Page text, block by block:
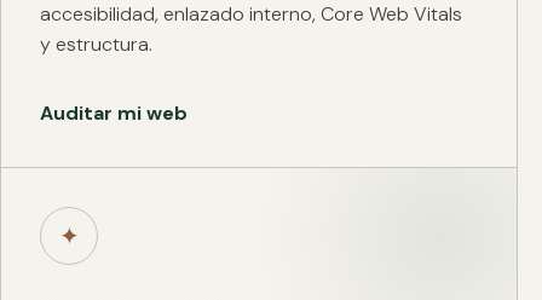
accesibilidad, enlazado interno, Core Web Vitals
y estructura.
Auditar mi web
✦